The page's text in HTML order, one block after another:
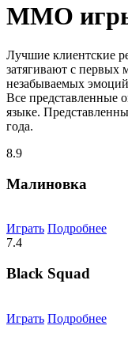
MMO
Лучшие клиентские
затягивают с первых
незабываемых
Все представленные
языке.
года.
8.9
Малиновка
Играть Подробнее
7.4
Black Squad
Играть Подробнее